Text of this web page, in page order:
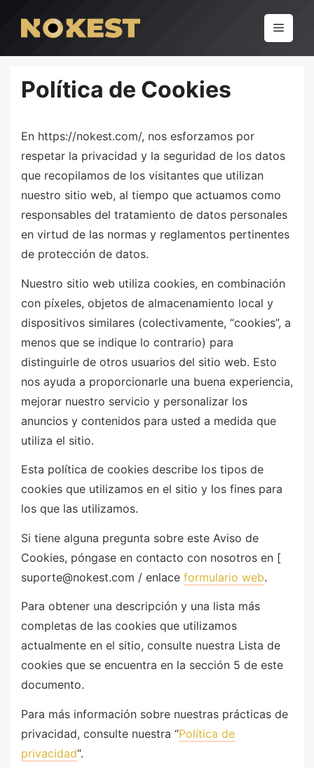
conteúdo
Menu
Política de Cookies
En https://nokest.com/, nos esforzamos por
respetar la privacidad y la seguridad de los datos
que recopilamos de los visitantes que utilizan
nuestro sitio web, al tiempo que actuamos como
responsables del tratamiento de datos personales
en virtud de las normas y reglamentos pertinentes
de protección de datos.
Nuestro sitio web utiliza cookies, en combinación
con píxeles, objetos de almacenamiento local y
dispositivos similares (colectivamente, “cookies”, a
menos que se indique lo contrario) para
distinguirle de otros usuarios del sitio web. Esto
nos ayuda a proporcionarle una buena experiencia,
mejorar nuestro servicio y personalizar los
anuncios y contenidos para usted a medida que
utiliza el sitio.
Esta política de cookies describe los tipos de
cookies que utilizamos en el sitio y los fines para
los que las utilizamos.
Si tiene alguna pregunta sobre este Aviso de
Cookies, póngase en contacto con nosotros en [
suporte@nokest.com / enlace formulario web.
Para obtener una descripción y una lista más
completas de las cookies que utilizamos
actualmente en el sitio, consulte nuestra Lista de
cookies que se encuentra en la sección 5 de este
documento.
Para más información sobre nuestras prácticas de
privacidad, consulte nuestra “Política de
privacidad“.